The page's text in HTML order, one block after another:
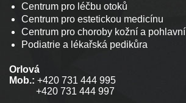
Centrum pro léčbu otoků
Centrum pro estetickou medicínu
Centrum pro choroby kožní a pohlavní
Podiatrie a lékařská pedikůra
Orlová
Mob.: +420 731 444 995
+420 731 444 997